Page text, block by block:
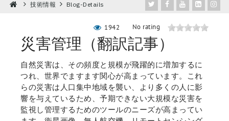
技術情報 Blog-Details
1942 No rating
災害管理（翻訳記事）
自然災害は、その頻度と規模が飛躍的に増加するに
つれ、世界でますます関心が高まっています。これ
らの災害は人口集中地域を襲い、より多くの人に影
響を与えているため、予期できない大規模な災害を
監視し管理するためのツールのニーズが高まってい